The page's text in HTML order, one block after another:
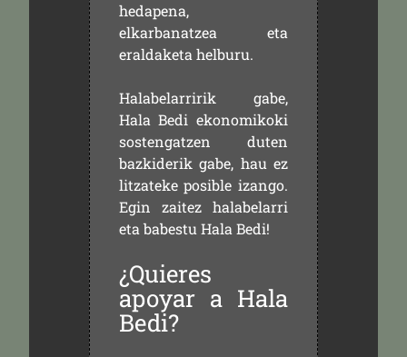
hedapena,
elkarbanatzea eta
eraldaketa helburu.
Halabelarririk gabe,
Hala Bedi ekonomikoki
sostengatzen duten
bazkiderik gabe, hau ez
litzateke posible izango.
Egin zaitez halabelarri
eta babestu Hala Bedi!
¿Quieres
apoyar a Hala
Bedi?